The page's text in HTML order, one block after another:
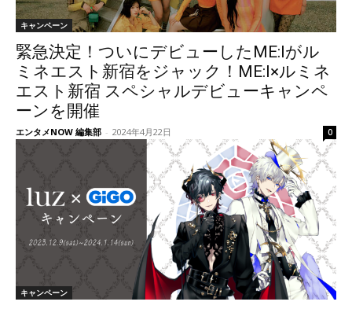
キャンペーン
緊急決定！ついにデビューしたME:Iがル
ミネエスト新宿をジャック！ME:I×ルミネ
エスト新宿 スペシャルデビューキャンペ
ーンを開催
エンタメNOW 編集部 - 2024年4月22日 0
キャンペーン